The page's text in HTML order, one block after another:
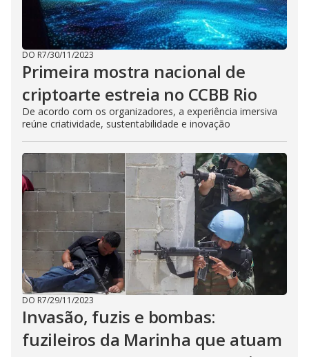
DO R7/30/11/2023
Primeira mostra nacional de
criptoarte estreia no CCBB Rio
De acordo com os organizadores, a experiência imersiva
reúne criatividade, sustentabilidade e inovação
DO R7/29/11/2023
Invasão, fuzis e bombas:
fuzileiros da Marinha que atuam